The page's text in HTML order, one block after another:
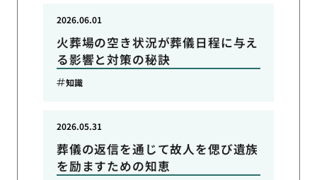
火葬場の空き状況が葬儀日程に与え
る影響と対策の秘訣
2026.06.01
知識
葬儀の返信を通じて故人を偲び遺族
を励ますための知恵
2026.05.31